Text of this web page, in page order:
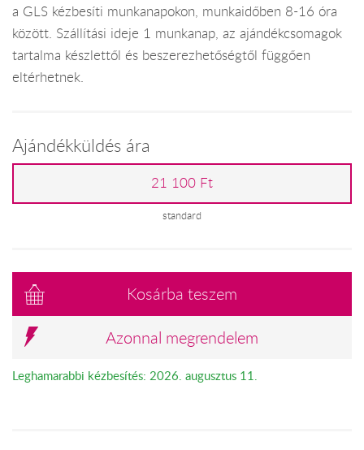
a GLS kézbesíti munkanapokon, munkaidőben 8-16 óra
között. Szállítási ideje 1 munkanap, az ajándékcsomagok
tartalma készlettől és beszerezhetőségtől függően
eltérhetnek.
Ajándékküldés ára
21 100 Ft
standard
Kosárba teszem
Azonnal megrendelem
Leghamarabbi kézbesítés: 2026. augusztus 11.